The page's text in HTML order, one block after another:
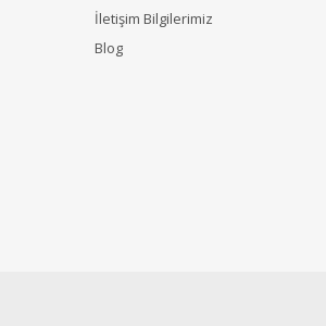
İletişim Bilgilerimiz
Blog